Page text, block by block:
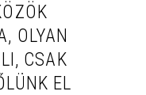
OLYAN
CSAK
EL